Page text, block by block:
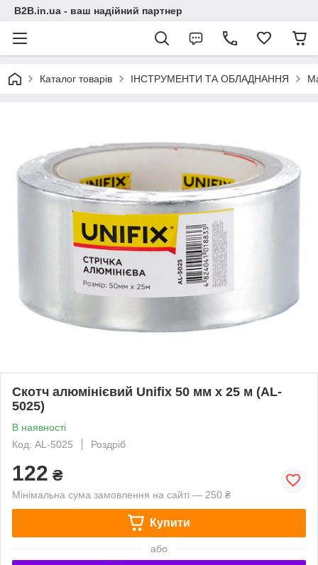
B2B.in.ua - ваш надійний партнер
Каталог товарів ІНСТРУМЕНТИ ТА ОБЛАДНАННЯ
Скотч алюмінієвий Unifix 50 мм x 25 м (AL-
5025)
В наявності
Код: AL-5025
Роздріб
122 ₴
Мінімальна сума замовлення на сайті — 250 ₴
Купити
або